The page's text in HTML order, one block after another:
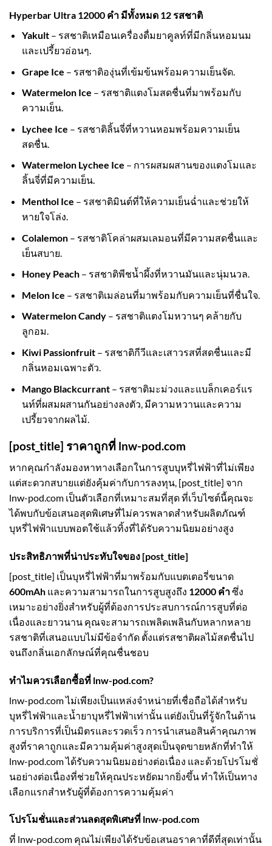
Hyperbar Ultra 12000 คำ มีทั้งหมด 12 รสชาติ
Yakult– รสชาติเหมือนเครื่องดื่มยาคูลท์ที่มีกลิ่นหอมนม
และเปรี้ยวอ่อนๆ.
Grape Ice – รสชาติองุ่นที่เข้มข้นพร้อมความเย็นจัด.
Watermelon Ice – รสชาติแตงโมสดชื่นที่มาพร้อมกับ
ความเย็น.
Lychee Ice – รสชาติลิ้นจี่ที่หวานหอมพร้อมความเย็น
สดชื่น.
Watermelon Lychee Ice – การผสมผสานของแตงโมและ
ลิ้นจี่ที่มีความเย็น.
Menthol Ice – รสชาติมินต์ที่ให้ความเย็นฉ่ำและช่วยให้
หายใจโล่ง.
Colalemon– รสชาติโคล่าผสมเลมอนที่มีความสดชื่นและ
เย็นสบาย.
Honey Peach– รสชาติพีชน้ำผึ้งที่หวานมันและนุ่มนวล.
Melon Ice – รสชาติเมล่อนที่มาพร้อมกับความเย็นที่ชื่นใจ.
Watermelon Candy– รสชาติแตงโมหวานๆ คล้ายกับ
ลูกอม.
Kiwi Passionfruit– รสชาติกีวีและเสาวรสที่สดชื่นและมี
กลิ่นหอมเฉพาะตัว.
Mango Blackcurrant– รสชาติมะม่วงและแบล็กเคอร์แร
นท์ที่ผสมผสานกันอย่างลงตัว, มีความหวานและความ
เปรี้ยวจากผลไม้.
[post_title] ราคาถูกที่ lnw-pod.com
หากคุณกำลังมองหาทางเลือกในการสูบบุหรี่ไฟฟ้าที่ไม่เพียง
แต่สะดวกสบายแต่ยังคุ้มค่ากับการลงทุน, [post_title] จาก
lnw-pod.com เป็นตัวเลือกที่เหมาะสมที่สุด ที่เว็บไซต์นี้คุณจะ
ได้พบกับข้อเสนอสุดพิเศษที่ไม่ควรพลาดสำหรับผลิตภัณฑ์
บุหรี่ไฟฟ้าแบบพอตใช้แล้วทิ้งที่ได้รับความนิยมอย่างสูง
ประสิทธิภาพที่น่าประทับใจของ [post_title]
[post_title] เป็นบุหรี่ไฟฟ้าที่มาพร้อมกับแบตเตอรี่ขนาด
600mAh และความสามารถในการสูบสูงถึง 12000 คำซึ่ง
เหมาะอย่างยิ่งสำหรับผู้ที่ต้องการประสบการณ์การสูบที่ต่อ
เนื่องและยาวนาน คุณจะสามารถเพลิดเพลินกับหลากหลาย
รสชาติที่เสนอแบบไม่มีข้อจำกัด ตั้งแต่รสชาติผลไม้สดชื่นไป
จนถึงกลิ่นเอกลักษณ์ที่คุณชื่นชอบ
ทำไมควรเลือกซื้อที่ lnw-pod.com?
lnw-pod.com ไม่เพียงเป็นแหล่งจำหน่ายที่เชื่อถือได้สำหรับ
บุหรี่ไฟฟ้าและน้ำยาบุหรี่ไฟฟ้าเท่านั้น แต่ยังเป็นที่รู้จักในด้าน
การบริการที่เป็นมิตรและรวดเร็ว การนำเสนอสินค้าคุณภาพ
สูงที่ราคาถูกและมีความคุ้มค่าสูงสุดเป็นจุดขายหลักที่ทำให้
lnw-pod.com ได้รับความนิยมอย่างต่อเนื่อง และด้วยโปรโมชั่
นอย่างต่อเนื่องที่ช่วยให้คุณประหยัดมากยิ่งขึ้น ทำให้เป็นทาง
เลือกแรกสำหรับผู้ที่ต้องการความคุ้มค่า
โปรโมชั่นและส่วนลดสุดพิเศษที่ lnw-pod.com
ที่ lnw-pod.com คุณไม่เพียงได้รับข้อเสนอราคาที่ดีที่สุดเท่านั้น